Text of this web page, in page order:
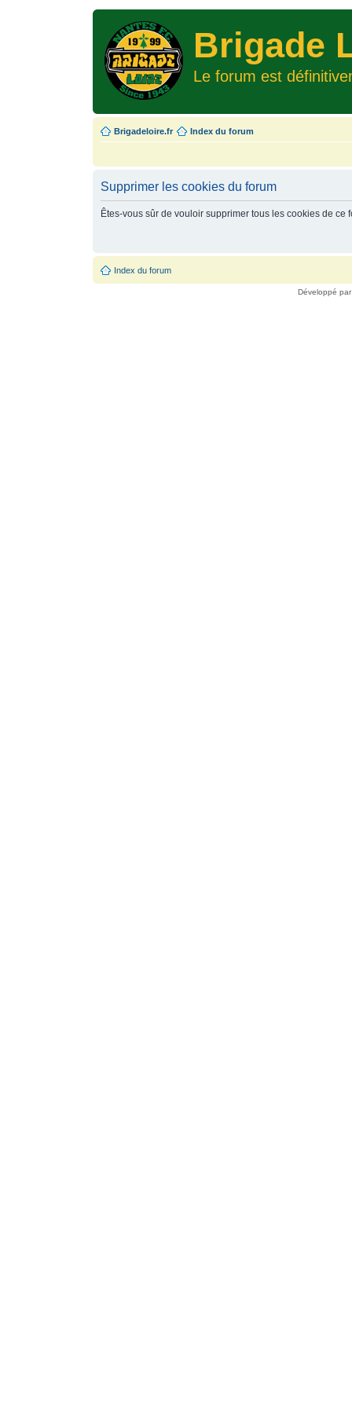
Brigade
Le forum est
Brigadeloire.fr Index du forum
Supprimer les cookies du forum
Êtes-vous sûr de vouloir supprimer tous les cookies de ce
Index du forum
Développé